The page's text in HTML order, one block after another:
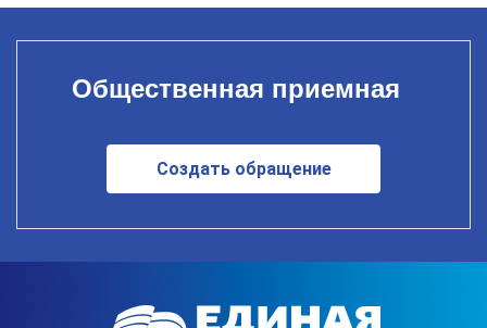
Общественная приемная
Создать обращение